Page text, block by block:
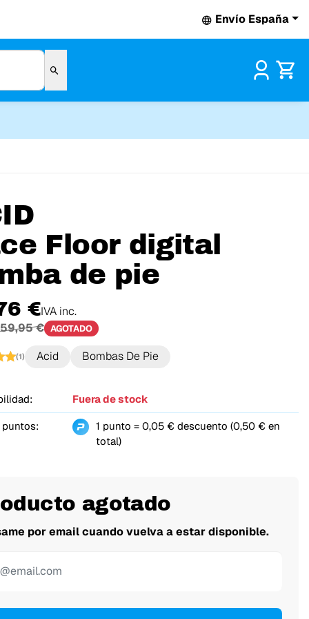
Envío España
Floor digital
de pie
€IVA inc.
59,95 € AGOTADO
(1) Acid Bombas De Pie
Fuera de stock
puntos:
1 punto = 0,05 € descuento (0,50 € en
total)
agotado
por email cuando vuelva a estar disponible.